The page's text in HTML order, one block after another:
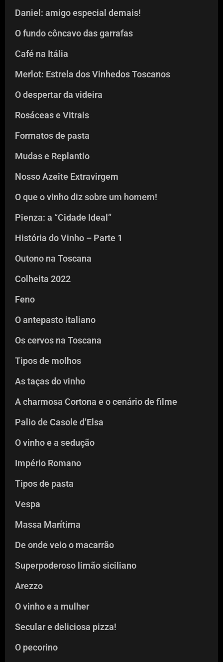
Daniel: amigo especial demais!
O fundo côncavo das garrafas
Café na Itália
Merlot: Estrela dos Vinhedos Toscanos
O despertar da videira
Rosáceas e Vitrais
Formatos de pasta
Mudas e Replantio
Nosso Azeite Extravirgem
O que o vinho diz sobre um homem!
Pienza: a “Cidade Ideal”
História do Vinho – Parte 1
Outono na Toscana
Colheita 2022
Feno
O antepasto italiano
Os cervos na Toscana
Tipos de molhos
As taças do vinho
A charmosa Cortona e o cenário de filme
Palio de Casole d’Elsa
O vinho e a sedução
Império Romano
Tipos de pasta
Vespa
Massa Marítima
De onde veio o macarrão
Superpoderoso limão siciliano
Arezzo
O vinho e a mulher
Secular e deliciosa pizza!
O pecorino